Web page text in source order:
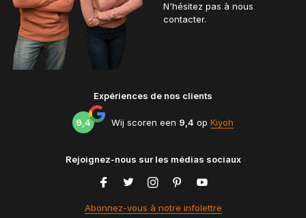
N'hésitez pas à nous
contacter.
Expériences de nos clients
9,4 Wij scoren een 9,4 op Kiyoh
Rejoignez-nous sur les médias sociaux
Abonnez-vous à notre infolettre